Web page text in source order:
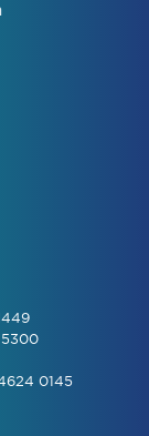
5300
0145